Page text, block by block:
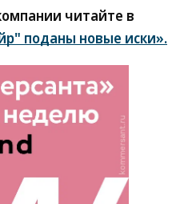
читайте в
поданы новые иски».